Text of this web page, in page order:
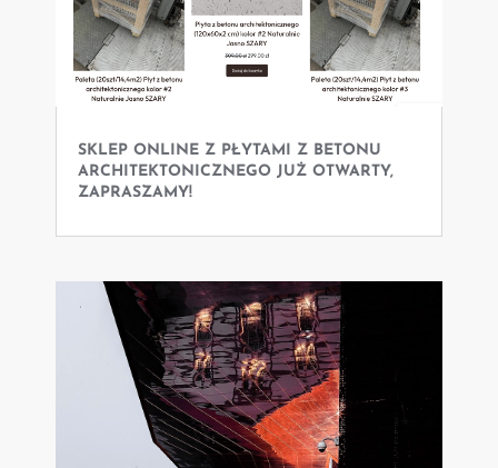
SKLEP ONLINE Z PŁYTAMI Z BETONU
ARCHITEKTONICZNEGO JUŻ OTWARTY,
ZAPRASZAMY!